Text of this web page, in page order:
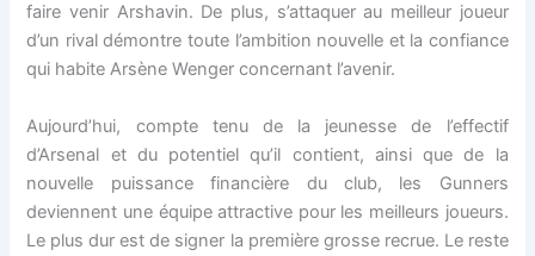
faire venir Arshavin. De plus, s’attaquer au meilleur joueur
d’un rival démontre toute l’ambition nouvelle et la confiance
qui habite Arsène Wenger concernant l’avenir.
Aujourd’hui, compte tenu de la jeunesse de l’effectif
d’Arsenal et du potentiel qu’il contient, ainsi que de la
nouvelle puissance financière du club, les Gunners
deviennent une équipe attractive pour les meilleurs joueurs.
Le plus dur est de signer la première grosse recrue. Le reste